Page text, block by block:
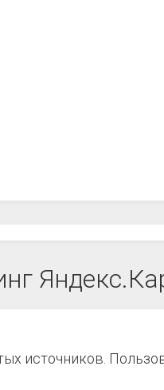
источников.